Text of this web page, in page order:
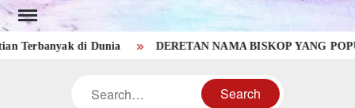
Skip
to
content di Dunia DERETAN NAMA BISKOP YANG
Search